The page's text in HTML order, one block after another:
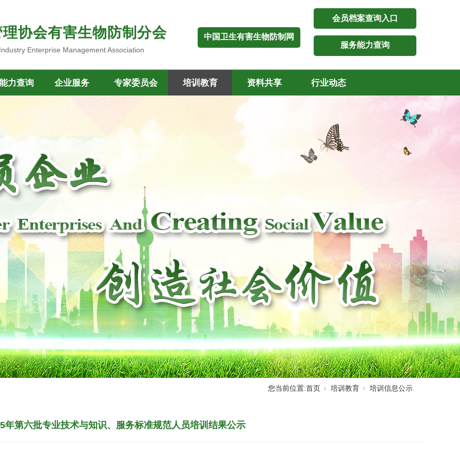
协会有害生物防制分会 中国卫生有害生物防制网
Enterprise Management Association
服务能力查询
会员档案查询入口
力查询 企业服务 专家委员会 培训教育 资料共享 行业动态
您当前位置:首页 培训教育 培训信息公示
年第六批专业技术与知识、服务标准规范人员培训结果公示